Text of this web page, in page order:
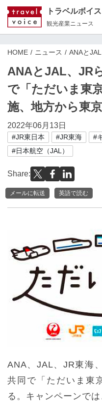
トラベルボイス
観光産業ニュース
HOME ニュース ANAと
ANAとJAL、JR
で「ただいま東
施、地方から東
2022年06月13日
#JR東日本 #JR東海 #
#日本航空（JAL）
Share:
メールに転送 英語で読む
ANA、JAL、JR東海
共同で「ただいま東
る。キャンペーンで